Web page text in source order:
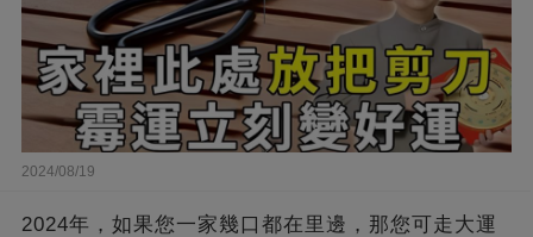
2024/08/19
2024年，如果您一家幾口都在里邊，那您可走大運